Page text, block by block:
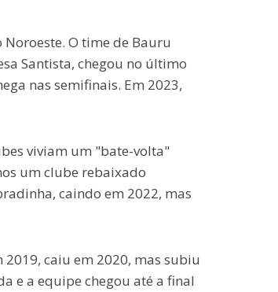
O time de Bauru
Santista, chegou no último
nas semifinais. Em 2023,
viviam um "bate-volta"
um clube rebaixado
caindo em 2022, mas
caiu em 2020, mas subiu
e a equipe chegou até a final